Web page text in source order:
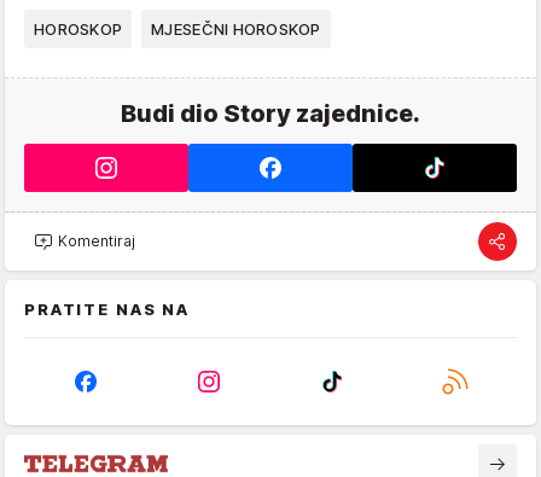
HOROSKOP MJESEČNI HOROSKOP
Budi dio Story zajednice.
Komentiraj
PRATITE NAS NA